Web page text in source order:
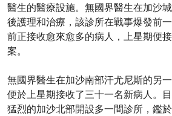
醫生的醫療設施。無國界醫生在加沙
後護理和治療，該診所在戰事爆發前
前正接收愈來愈多的病人，上星期便
案。
無國界醫生在加沙南部汗尤尼斯的另
便於上星期接收了三十一名新病人。
猛烈的加沙北部開設多一間診所，鑑